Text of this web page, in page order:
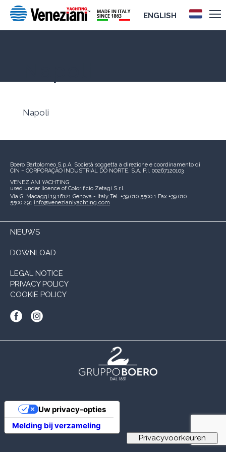
ENGLISH
Napoli
Boero Bartolomeo S.p.A. Società soggetta a direzione e coordinamento di
CIN – CORPORAÇÃO INDUSTRIAL DO NORTE, S.A. P.I. 00267120103
VENEZIANI YACHTING
used under licence of Colorificio Zetagi S.r.l.
Via G. Macaggi 19 16121 Genova - Italy Tel. +39 010 5500.1 Fax +39 010
5500.291 info@venezianiyachting.com
NIEUWS
DOWNLOAD
LEGAL NOTICE
PRIVACY POLICY
COOKIE POLICY
Melding bij verzameling
Uw privacy-opties